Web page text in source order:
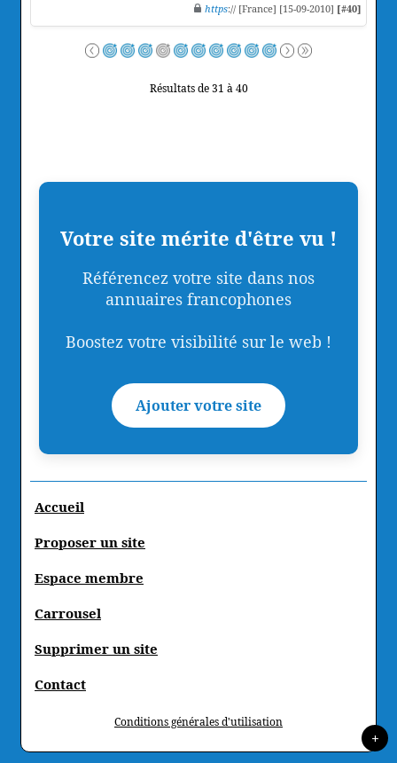
https:// [France] [15-09-2010] [#40]
Résultats de 31 à 40
Votre site mérite d'être vu !
Référencez votre site dans nos
annuaires francophones
Boostez votre visibilité sur le web !
Ajouter votre site
Accueil
Proposer un site
Espace membre
Carrousel
Supprimer un site
Contact
Conditions générales d'utilisation
+